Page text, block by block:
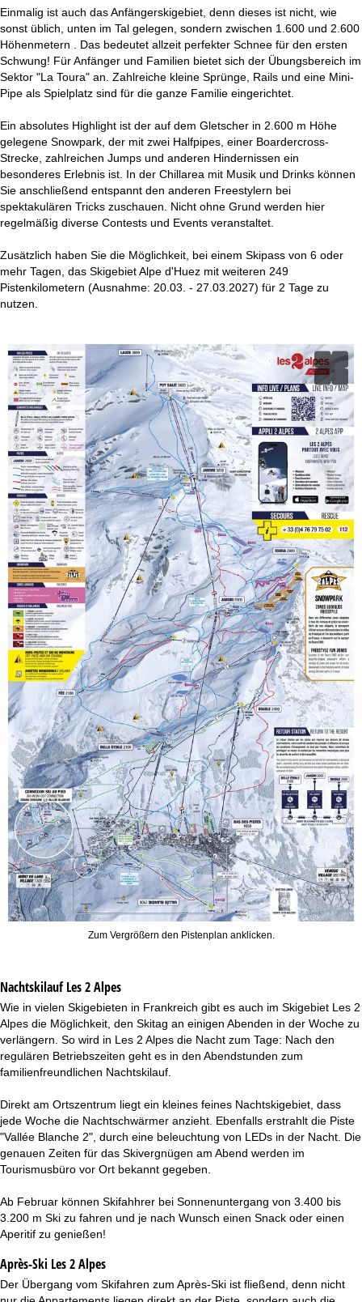
Einmalig ist auch das Anfängerskigebiet, denn dieses ist nicht, wie
sonst üblich, unten im Tal gelegen, sondern zwischen 1.600 und 2.600
Höhenmetern . Das bedeutet allzeit perfekter Schnee für den ersten
Schwung! Für Anfänger und Familien bietet sich der Übungsbereich im
Sektor "La Toura" an. Zahlreiche kleine Sprünge, Rails und eine Mini-
Pipe als Spielplatz sind für die ganze Familie eingerichtet.
Ein absolutes Highlight ist der auf dem Gletscher in 2.600 m Höhe
gelegene Snowpark, der mit zwei Halfpipes, einer Boardercross-
Strecke, zahlreichen Jumps und anderen Hindernissen ein
besonderes Erlebnis ist. In der Chillarea mit Musik und Drinks können
Sie anschließend entspannt den anderen Freestylern bei
spektakulären Tricks zuschauen. Nicht ohne Grund werden hier
regelmäßig diverse Contests und Events veranstaltet.
Zusätzlich haben Sie die Möglichkeit, bei einem Skipass von 6 oder
mehr Tagen, das Skigebiet Alpe d'Huez mit weiteren 249
Pistenkilometern (Ausnahme: 20.03. - 27.03.2027) für 2 Tage zu
nutzen.
Zum Vergrößern den Pistenplan anklicken.
NachtskilaufLes 2 Alpes
Wie in vielen Skigebieten in Frankreich gibt es auch im Skigebiet Les 2
Alpes die Möglichkeit, den Skitag an einigen Abenden in der Woche zu
verlängern. So wird in Les 2 Alpes die Nacht zum Tage: Nach den
regulären Betriebszeiten geht es in den Abendstunden zum
familienfreundlichen Nachtskilauf.
Direkt am Ortszentrum liegt ein kleines feines Nachtskigebiet, dass
jede Woche die Nachtschwärmer anzieht. Ebenfalls erstrahlt die Piste
"Vallée Blanche 2", durch eine beleuchtung von LEDs in der Nacht. Die
genauen Zeiten für das Skivergnügen am Abend werden im
Tourismusbüro vor Ort bekannt gegeben.
Ab Februar können Skifahhrer bei Sonnenuntergang von 3.400 bis
3.200 m Ski zu fahren und je nach Wunsch einen Snack oder einen
Aperitif zu genießen!
Après-Ski Les 2 Alpes
Der Übergang vom Skifahren zum Après-Ski ist fließend, denn nicht